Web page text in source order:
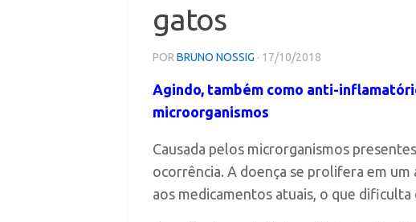
gatos
POR BRUNO NOSSIG · 17/10/2018
Agindo, também como anti-
microorganismos
Causada pelos microrganismos
ocorrência. A doença se prolifera em
aos medicamentos atuais, o que